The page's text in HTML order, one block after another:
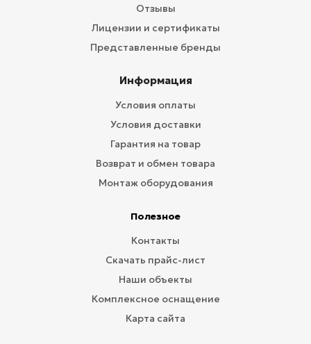
Отзывы
Лицензии и сертификаты
Представленные бренды
Информация
Условия оплаты
Условия доставки
Гарантия на товар
Возврат и обмен товара
Монтаж оборудования
Полезное
Контакты
Скачать прайс-лист
Наши объекты
Комплексное оснащение
Карта сайта